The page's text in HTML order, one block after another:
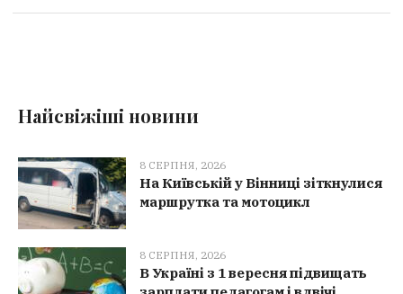
Найсвіжіші новини
8 СЕРПНЯ, 2026
На Київській у Вінниці зіткнулися
маршрутка та мотоцикл
8 СЕРПНЯ, 2026
В Україні з 1 вересня підвищать